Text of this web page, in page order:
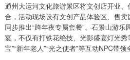
通州大运河文化旅游景区将文创店开业
合，活动现场设有文创产品体验区、售
同步推出“跨年夜专属套餐”。石景山游乐
宴，不仅有打铁花绝技、光影盛宴灯光秀
宝”“新年老人”“光之使者”等互动NPC带领